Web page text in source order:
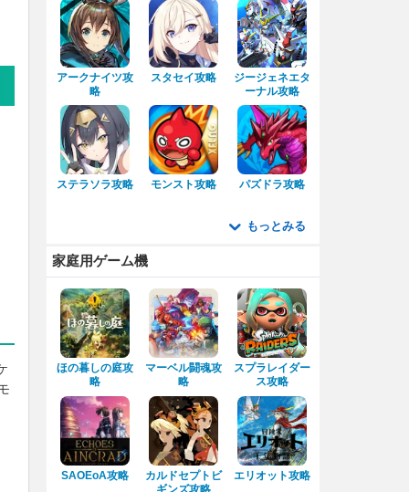
アークナイツ攻
略
スタセイ攻略
ジージェネエタ
ーナル攻略
ステラソラ攻略 モンスト攻略 パズドラ攻略
もっとみる
家庭用ゲーム機
ほの暮しの庭攻
略
マーベル闘魂攻
略
スプラレイダー
ス攻略
SAOEoA攻略
カルドセプトビ
ギンズ攻略
エリオット攻略